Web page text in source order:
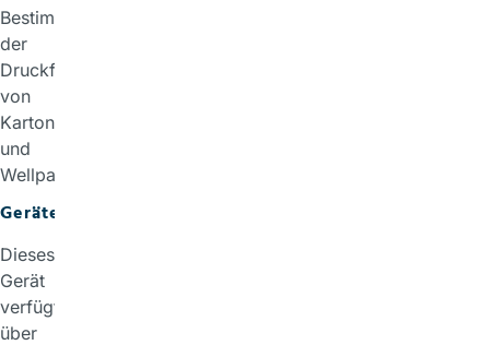
Bestimmung
der
Druckfestigkeit
von
Karton
und
Wellpappe.
Gerätebeschreibung
Dieses
Gerät
verfügt
über